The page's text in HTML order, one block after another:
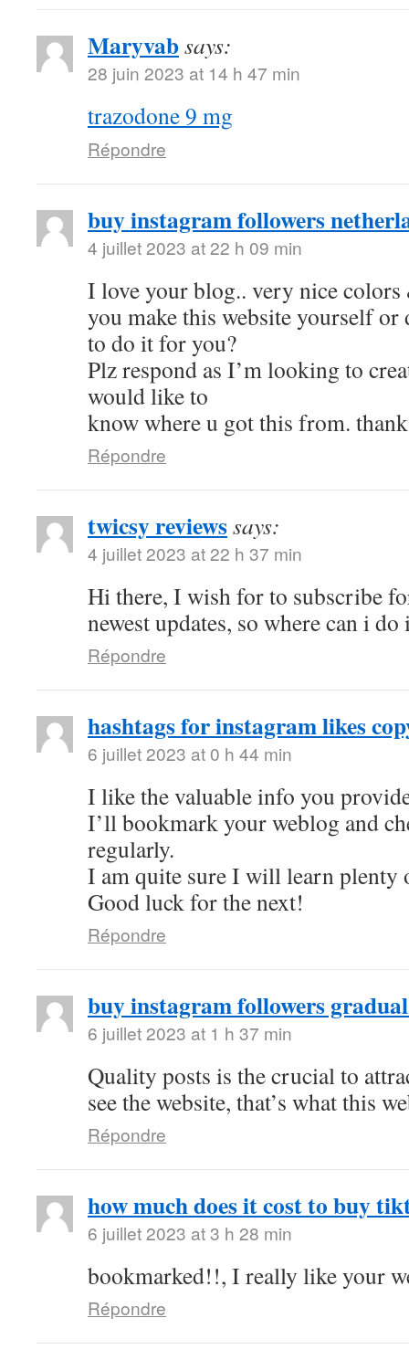
Maryvabsays:
28 juin 2023 at 14 h 47 min
trazodone 9 mg
Répondre
buy instagram followers
4 juillet 2023 at 22 h 09 min
I love your blog.. very nice
you make this website yourself or
to do it for you?
Plz respond as I’m looking to
would like to
know where u got this from.
Répondre
twicsy reviewssays:
4 juillet 2023 at 22 h 37 min
Hi there, I wish for to subscribe
newest updates, so where can i
Répondre
hashtags for instagram likes
6 juillet 2023 at 0 h 44 min
I like the valuable info you
I’ll bookmark your weblog and
regularly.
I am quite sure I will learn plenty
Good luck for the next!
Répondre
buy instagram followers
6 juillet 2023 at 1 h 37 min
Quality posts is the crucial to
see the website, that’s what this
Répondre
how much does it cost to buy
6 juillet 2023 at 3 h 28 min
bookmarked!!, I really like your
Répondre